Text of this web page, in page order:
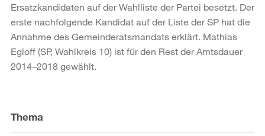
Ersatzkandidaten auf der Wahlliste der Partei besetzt. Der
erste nachfolgende Kandidat auf der Liste der SP hat die
Annahme des Gemeinderatsmandats erklärt. Mathias
Egloff (SP, Wahlkreis 10) ist für den Rest der Amtsdauer
2014–2018 gewählt.
Informationen
Thema